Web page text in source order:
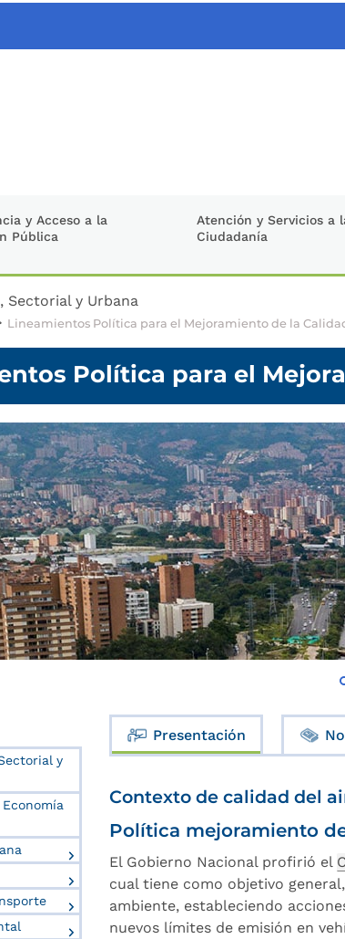
y Acceso a la
Pública
Atención y Servicios a
Ciudadanía
Sectorial y Urbana
Lineamientos Política para el Mejoramiento de la
Política para el
y
Presentación
Contexto de calidad del
Política mejoramiento
El Gobierno Nacional profirió el
cual tiene como objetivo
ambiente, estableciendo
nuevos límites de emisión en